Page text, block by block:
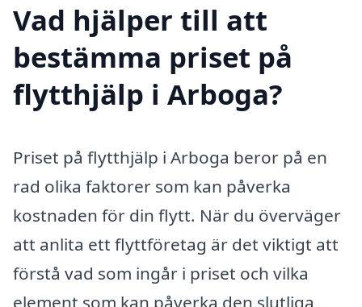
Vad hjälper till att
bestämma priset på
flytthjälp i Arboga?
Priset på flytthjälp i Arboga beror på en
rad olika faktorer som kan påverka
kostnaden för din flytt. När du överväger
att anlita ett flyttföretag är det viktigt att
förstå vad som ingår i priset och vilka
element som kan påverka den slutliga